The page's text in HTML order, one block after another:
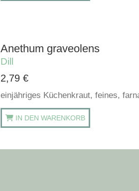
Anethum graveolens
Dill
2,79 €
einjähriges Küchenkraut, feines,
IN DEN WARENKORB